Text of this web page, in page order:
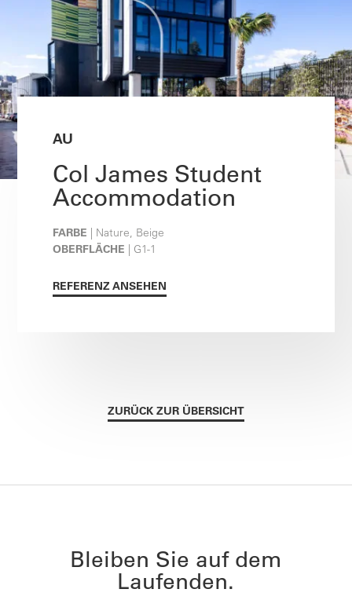
AU
Col James Student
Accommodation
FARBE | Nature, Beige
OBERFLÄCHE | G1-1
REFERENZ ANSEHEN
ZURÜCK ZUR ÜBERSICHT
Bleiben Sie auf dem
Laufenden.